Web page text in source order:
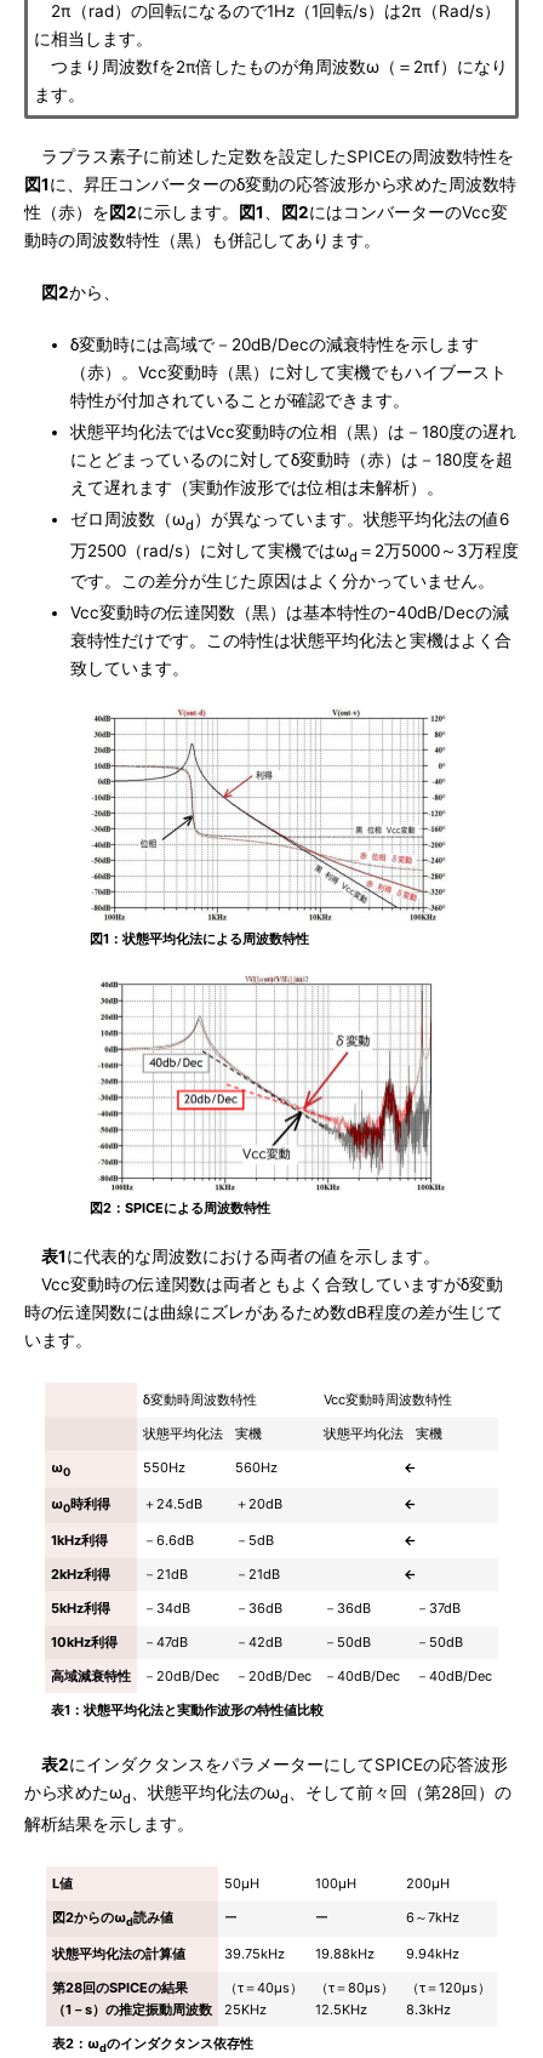
2π（rad）の回転になるので1Hz（1回転/s）は2π（Rad/s）
に相当します。
つまり周波数fを2π倍したものが角周波数ω（＝2πf）になり
ます。
ラプラス素子に前述した定数を設定したSPICEの周波数特性を
図1に、昇圧コンバーターのδ変動の応答波形から求めた周波数特
性（赤）を図2に示します。 図1 図2にはコンバーターのVcc変
動時の周波数特性（黒）も併記してあります。
図2から、
δ変動時には高域で－20dB/Decの減衰特性を示します
（赤）。Vcc変動時（黒）に対して実機でもハイブースト
特性が付加されていることが確認できます。
状態平均化法ではVcc変動時の位相（黒）は－180度の遅れ
にとどまっているのに対してδ変動時（赤）は－180度を超
えて遅れます（実動作波形では位相は未解析）。
ゼロ周波数（ωd ）が異なっています。状態平均化法の値6
万2500（rad/s）に対して実機ではωd ＝2万5000～3万程度
です。この差分が生じた原因はよく分かっていません。
Vcc変動時の伝達関数（黒）は基本特性のｰ40dB/Decの減
衰特性だけです。この特性は状態平均化法と実機はよく合
致しています。
図1：状態平均化法による周波数特性
図2：SPICEによる周波数特性
表1に代表的な周波数における両者の値を示します。
Vcc変動時の伝達関数は両者ともよく合致していますがδ変動
時の伝達関数には曲線にズレがあるため数dB程度の差が生じて
います。
δ変動時周波数特性
Vcc変動時周波数特性
状態平均化法
実機 状態平均化法
実機
ω0 550Hz 560Hz ←
ω0時利得 ＋24.5dB ＋20dB ←
1kHz利得 －6.6dB －5dB
←
2kHz利得
－21dB －21dB
←
5kHz利得
－34dB －36dB －36dB
－37dB
10kHz利得
－47dB －42dB －50dB
－50dB
高域減衰特性
－20dB/Dec －20dB/Dec －40dB/Dec
－40dB/Dec
表1：状態平均化法と実動作波形の特性値比較
表2にインダクタンスをパラメーターにしてSPICEの応答波形
から求めたωd、状態平均化法のωd、そして前々回（第28回）の
解析結果を示します。
L値 50μH 100μH
200μH
図2からのωd読み値 ー ー 6～7kHz
状態平均化法の計算値 39.75kHz 19.88kHz
9.94kHz
第28回のSPICEの結果
（1－s）の推定振動周波数
（τ＝40μs）
25KHz
（τ＝80μs）
12.5KHz
（τ＝120μs）
8.3kHz
表2：ωdのインダクタンス依存性